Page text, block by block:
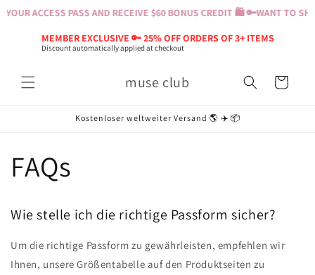
ACCESS PASS AND RECEIVE $60 BONUS CREDIT 🛍️ 🔑WANT TO
MEMBER EXCLUSIVE 🔑 25% OFF ORDERS OF 3+ ITEMS
Discount automatically applied at checkout
zum
muse club Warenkorb
Kostenloser weltweiter Versand 🌎 ✈️ 📦
FAQs
Wie stelle ich die richtige Passform sicher?
Um die richtige Passform zu gewährleisten, empfehlen wir
Ihnen, unsere Größentabelle auf den Produktseiten zu